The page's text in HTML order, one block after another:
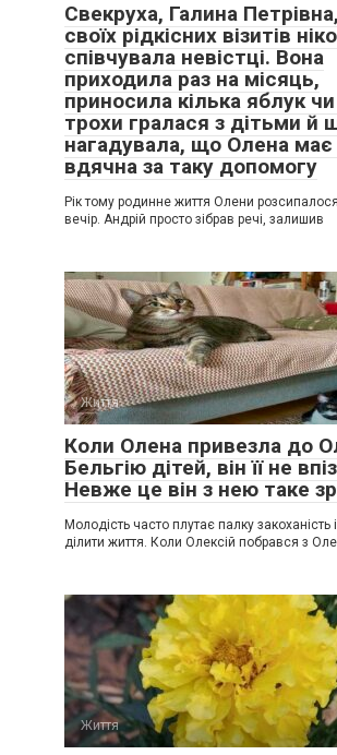
Свекруха, Галина
своїх рідкісних візитів
співчувала невістці. Вона
приходила раз на місяць,
приносила кілька яблук чи
трохи гралася з дітьми й
нагадувала, що Олена має
вдячна за таку допомогу
Рік тому родинне життя Олени
вечір. Андрій просто зібрав речі, залишив
Життя
Коли Олена привезла до
Бельгію дітей, він її не
Невже це він з нею таке
Молодість часто плутає палку закоханість
ділити життя. Коли Олексій побрався з
Життя